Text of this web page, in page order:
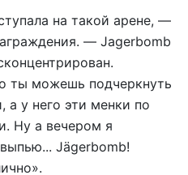
на такой арене, —
— Jagerbomb
ты можешь подчеркнуть
у него эти менки по
Ну а вечером я
Jägerbomb!